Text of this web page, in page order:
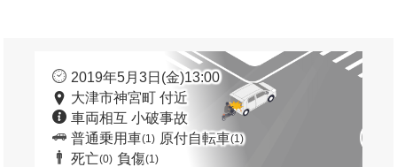
2019年5月3日(金)13:00
大津市神宮町 付近
車両相互 小破事故
普通乗用車(1) 原付自転車(1)
死亡(0) 負傷(1)